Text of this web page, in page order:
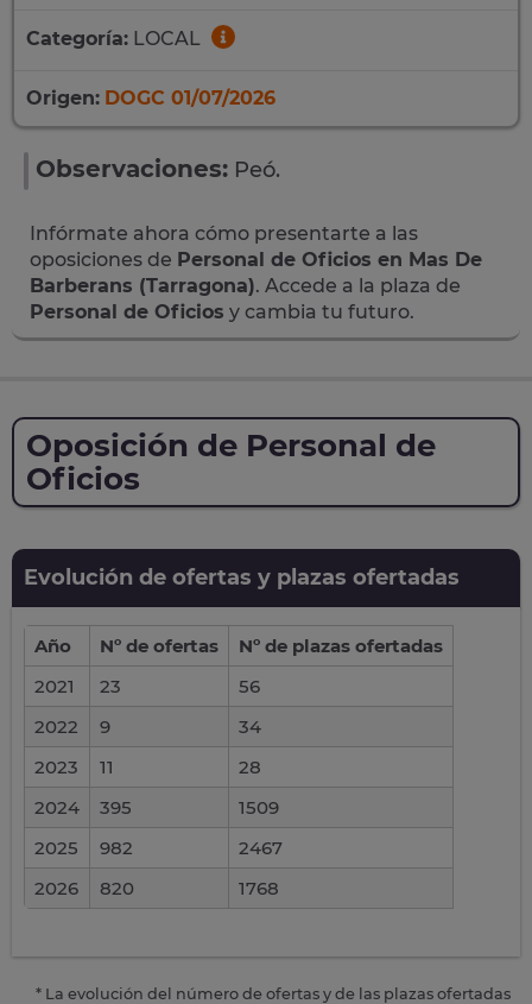
Categoría: LOCAL
Origen: DOGC 01/07/2026
Observaciones: Peó.
Infórmate ahora cómo presentarte a las
oposiciones de Personal de Oficios en Mas De
Barberans (Tarragona). Accede a la plaza de
Personal de Oficios y cambia tu futuro.
Oposición de Personal de
Oficios
Evolución de ofertas y plazas ofertadas
Año Nº de ofertas
Nº de plazas ofertadas
2021
23
56
2022
9
34
2023
11
28
2024
395
1509
2025
982
2467
2026
820 1768
* La evolución del número de ofertas y de las plazas ofertadas